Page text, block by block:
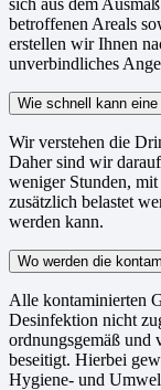
betroffenen Areals
erstellen wir Ihnen
unverbindliches
Wie schnell kann
Wir verstehen die
Daher sind wir
weniger Stunden,
zusätzlich belastet
werden kann.
Wo werden die
Alle kontaminierten
Desinfektion nicht
ordnungsgemäß und
beseitigt. Hierbei
Hygiene- und